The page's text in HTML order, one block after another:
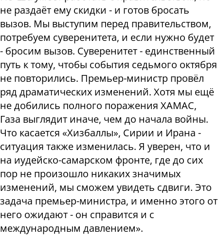
не раздаёт ему скидки - и готов бросать
вызов. Мы выступим перед правительством,
потребуем суверенитета, и если нужно будет
- бросим вызов. Суверенитет - единственный
путь к тому, чтобы события седьмого октября
не повторились. Премьер-министр провёл
ряд драматических изменений. Хотя мы ещё
не добились полного поражения ХАМАС,
Газа выглядит иначе, чем до начала войны.
Что касается «Хизбаллы», Сирии и Ирана -
ситуация также изменилась. Я уверен, что и
на иудейско-самарском фронте, где до сих
пор не произошло никаких значимых
изменений, мы сможем увидеть сдвиги. Это
задача премьер-министра, и именно этого от
него ожидают - он справится и с
международным давлением».